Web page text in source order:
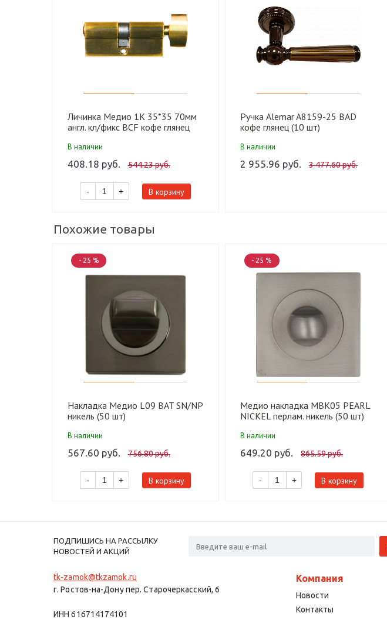
Личинка Медио 1K 35*35 70мм
англ. кл/фикс BCF кофе глянец
В наличии
408.18 руб. 544.23 руб.
- + В корзину
Ручка Alemar A8159-25 BAD
кофе глянец (10 шт)
В наличии
2 955.96 руб. 3 477.60 руб.
Похожие товары
- 25 %
Накладка Медио L09 BAT SN/NP
никель (50 шт)
В наличии
567.60 руб. 756.80 руб.
- + В корзину
- 25 %
Медио накладка MBK05 PEARL
NICKEL перлам. никель (50 шт)
В наличии
649.20 руб. 865.59 руб.
- + В корзину
ПОДПИШИСЬ НА РАССЫЛКУ
НОВОСТЕЙ И АКЦИЙ
tk-zamok@tkzamok.ru
г. Ростов-на-Дону пер. Старочеркасский, 6
ИНН 616714174101
Компания
Новости
Контакты